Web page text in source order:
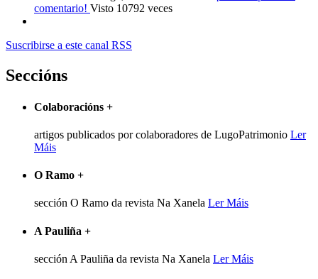
comentario! Visto 10792 veces
Suscribirse a este canal RSS
Seccións
Colaboracións +
artigos publicados por colaboradores de LugoPatrimonio Ler
Máis
O Ramo +
sección O Ramo da revista Na Xanela Ler Máis
A Pauliña +
sección A Pauliña da revista Na Xanela Ler Máis